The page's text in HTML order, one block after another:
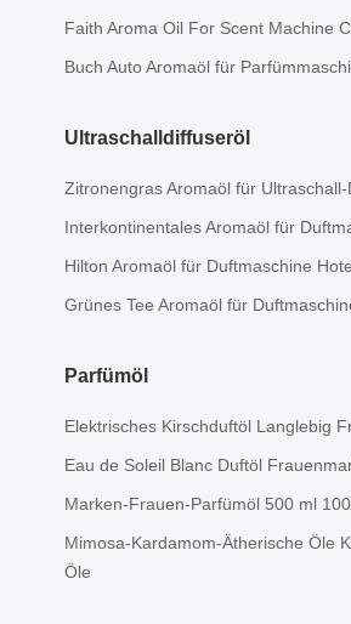
Faith Aroma Oil For Scent Machine
Buch Auto Aromaöl für
Ultraschalldiffuseröl
Zitronengras Aromaöl für
Interkontinentales Aromaöl für
Hilton Aromaöl für Duftmaschine
Grünes Tee Aromaöl für
Parfümöl
Elektrisches Kirschduftöl Langlebig
Eau de Soleil Blanc Duftöl
Marken-Frauen-Parfümöl 500 ml
Mimosa-Kardamom-Ätherische Öle
Öle